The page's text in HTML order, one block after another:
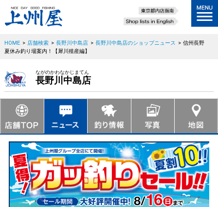
HOME > 店舗検索 > 長野川中島店 > 長野川中島店のショップニュース > 信州長野
夏休み釣り場案内！【犀川殖産編】
ながのかわなかじまてん
長野川中島店